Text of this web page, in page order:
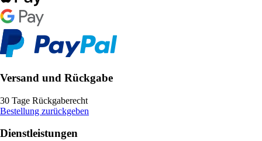
Versand und Rückgabe
30 Tage Rückgaberecht
Bestellung zurückgeben
Dienstleistungen